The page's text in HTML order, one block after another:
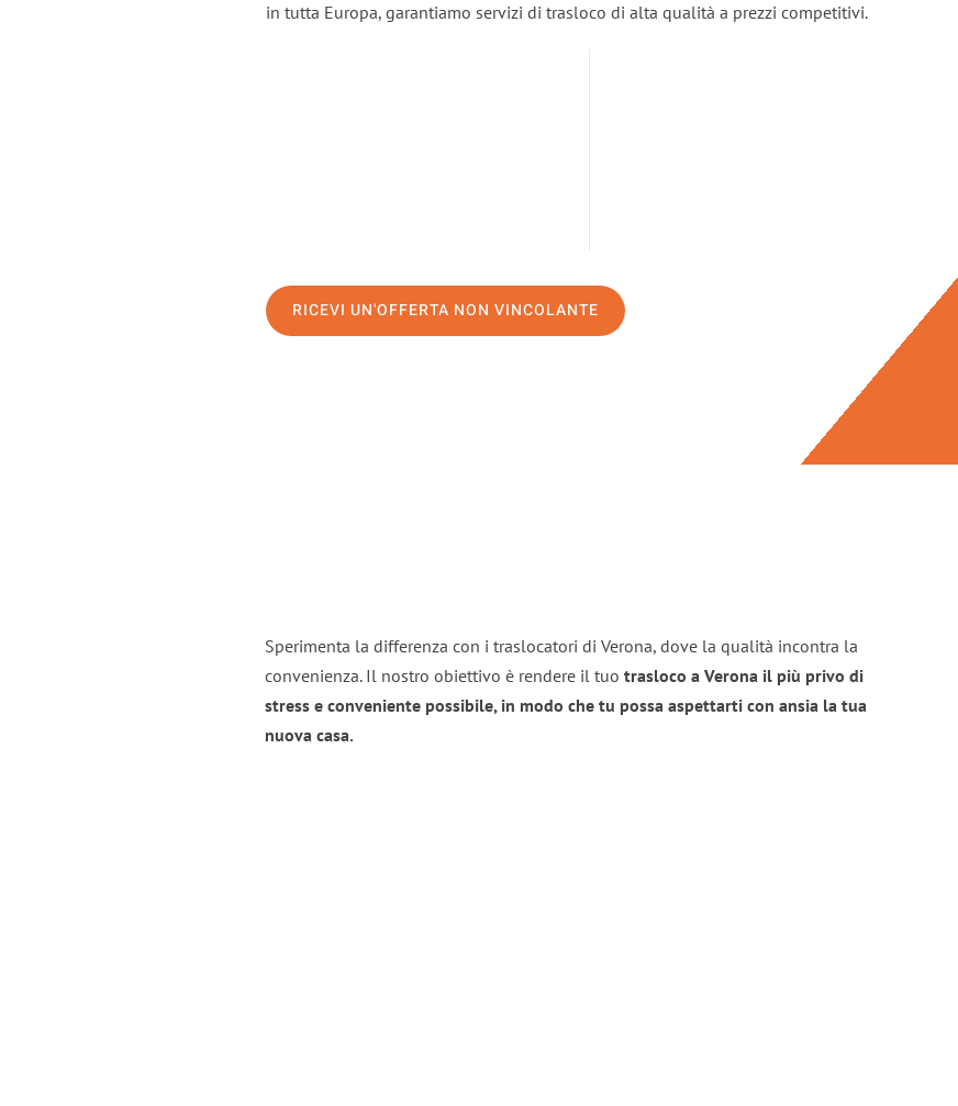
in tutta Europa, garantiamo servizi di trasloco di alta qualità a prezzi competitivi.
RICEVI UN'OFFERTA NON VINCOLANTE
Sperimenta la differenza con i traslocatori di Verona, dove la qualità incontra la
convenienza. Il nostro obiettivo è rendere il tuo trasloco a Verona il più privo di
stress e conveniente possibile, in modo che tu possa aspettarti con ansia la tua
nuova casa.